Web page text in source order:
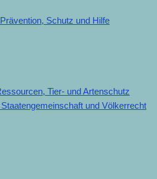
Schutz und Hilfe
Tier- und Artenschutz
und Völkerrecht